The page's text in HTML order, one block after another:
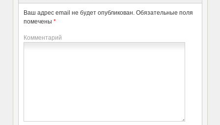
Ваш адрес email не будет опубликован. Обязательные поля
помечены *
Комментарий